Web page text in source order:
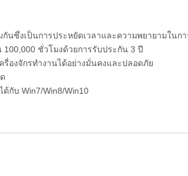
นซึ่งเป็นการประหยัดเวลาและความพยายามใน
ชั่วโมงด้วยการรับประกัน 3 ปี
องจักรทำงานได้อย่างมั่นคงและปลอดภัย
กับ Win7/Win8/Win10